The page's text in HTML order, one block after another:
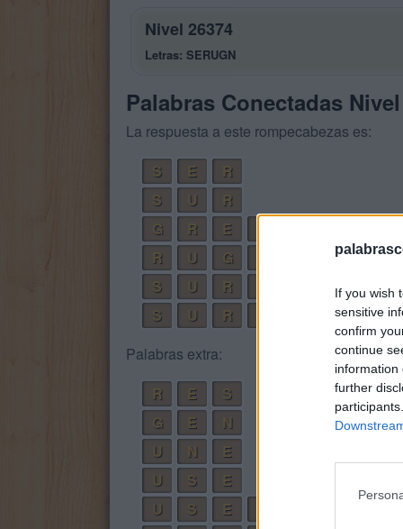
If you wish
sensitive
confirm
continue
information
further
Nivel 26374
Letras: SERUGN
Palabras Conectadas
La respuesta a este rompecabezas es:
S
E
R
S
U
R
G
R E
R
U G
S
U R
S
U R
N
Palabras extra:
R
E
S
G
E
N
U
N
E
U
S
E
U
S E